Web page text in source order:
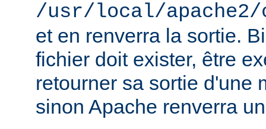
/usr/local/
et en renverra la sortie.
fichier doit exister, être
retourner sa sortie d'une
sinon Apache renverra